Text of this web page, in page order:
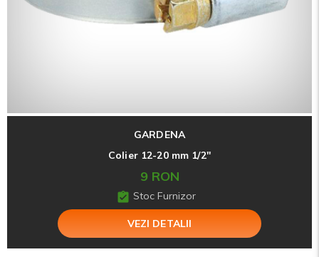
GARDENA
Colier 12-20 mm 1/2''
9 RON
Stoc Furnizor
VEZI DETALII